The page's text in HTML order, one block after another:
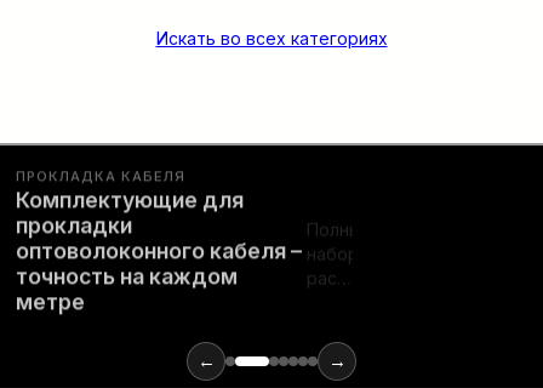
Искать во всех категориях
ПРОКЛАДКА КАБЕЛЯ
Комплектующие для
прокладки
оптоволоконного кабеля –
точность на каждом
метре
набор
расходных
материалов
инструментов
для
← →